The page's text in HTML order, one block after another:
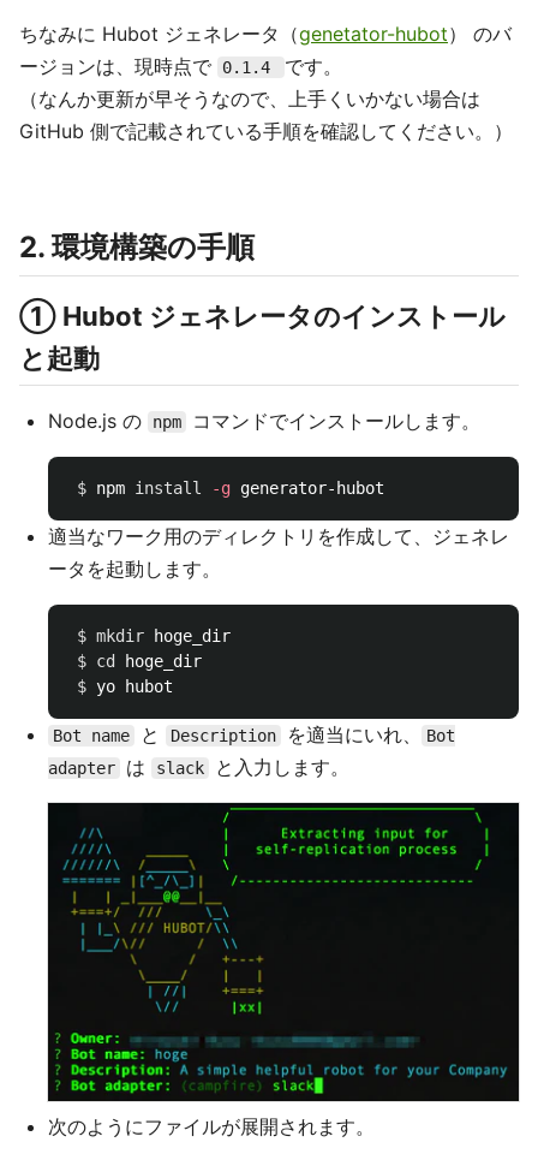
ちなみに Hubot ジェネレータ（genetator-hubot） のバ
ージョンは、現時点で
0.1.4
です。
（なんか更新が早そうなので、上手くいかない場合は
GitHub 側で記載されている手順を確認してください。）
2. 環境構築の手順
① Hubot ジェネレータのインストール
と起動
Node.js の npm コマンドでインストールします。
$ npm install -g
適当なワーク用のディレクトリを作成して、ジェネレ
ータを起動します。
$ mkdir
hoge_dir
$ cd
hoge_dir
$
Bot name と Description を適当にいれ、
Bot
adapter
は slack と入力します。
次のようにファイルが展開されます。